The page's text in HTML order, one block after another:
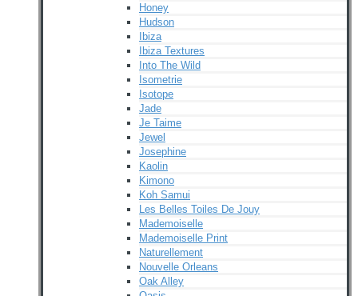
Honey
Hudson
Ibiza
Ibiza Textures
Into The Wild
Isometrie
Isotope
Jade
Je Taime
Jewel
Josephine
Kaolin
Kimono
Koh Samui
Les Belles Toiles De Jouy
Mademoiselle
Mademoiselle Print
Naturellement
Nouvelle Orleans
Oak Alley